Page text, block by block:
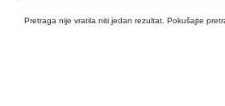
Pretraga nije vratila niti jedan rezultat. Pokušajte